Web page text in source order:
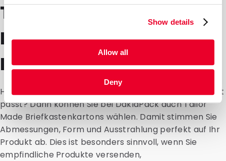
Show details
Allow all
Deny
Tailor Made
Briefkastenkartons von
DaklaPack
Haben Sie ein Produkt, das nicht in ein Standardformat
passt? Dann können Sie bei DaklaPack auch Tailor
Made Briefkastenkartons wählen. Damit stimmen Sie
Abmessungen, Form und Ausstrahlung perfekt auf Ihr
Produkt ab. Dies ist besonders sinnvoll, wenn Sie
empfindliche Produkte versenden,